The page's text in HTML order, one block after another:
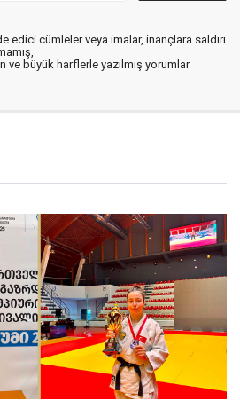
edici cümleler veya imalar, inançlara saldırı
ve büyük harflerle yazılmış yorumlar